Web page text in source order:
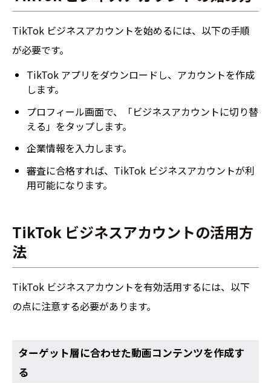
TikTok ビジネスアカウントを始めるには、以下の手順
が必要です。
TikTok アプリをダウンロードし、アカウントを作成
します。
プロフィール画面で、「ビジネスアカウントに切り替
える」をタップします。
企業情報を入力します。
審査に合格すれば、TikTok ビジネスアカウントが利
用可能になります。
TikTok ビジネスアカウントの活用方
法
TikTok ビジネスアカウントを有効活用するには、以下
の点に注意する必要があります。
ターゲット層に合わせた動画コンテンツを作成す
る